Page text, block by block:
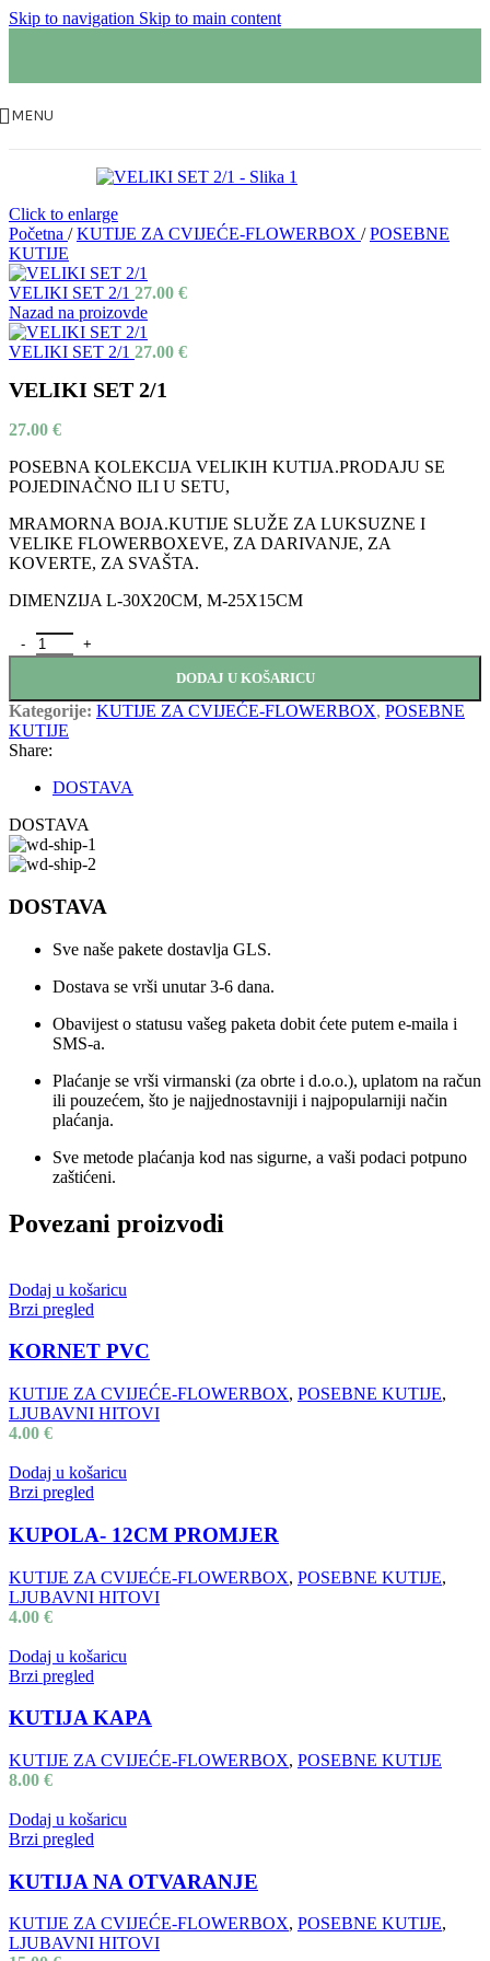
Skip to navigation Skip to main content
MENU
Click to enlarge
Početna / KUTIJE ZA CVIJEĆE-FLOWERBOX / POSEBNE
KUTIJE
VELIKI SET 2/1 27.00 €
Nazad na proizovde
VELIKI SET 2/1 27.00 €
VELIKI SET 2/1
27.00 €
POSEBNA KOLEKCIJA VELIKIH KUTIJA.PRODAJU SE
POJEDINAČNO ILI U SETU,
MRAMORNA BOJA.KUTIJE SLUŽE ZA LUKSUZNE I
VELIKE FLOWERBOXEVE, ZA DARIVANJE, ZA
KOVERTE, ZA SVAŠTA.
DIMENZIJA L-30X20CM, M-25X15CM
VELIKI SET 2/1 količina
DODAJ U KOŠARICU
Kategorije: KUTIJE ZA CVIJEĆE-FLOWERBOX, POSEBNE
KUTIJE
Share:
DOSTAVA
DOSTAVA
DOSTAVA
Sve naše pakete dostavlja GLS.
Dostava se vrši unutar 3-6 dana.
Obavijest o statusu vašeg paketa dobit ćete putem e-maila i
SMS-a.
Plaćanje se vrši virmanski (za obrte i d.o.o.), uplatom na račun
ili pouzećem, što je najjednostavniji i najpopularniji način
plaćanja.
Sve metode plaćanja kod nas sigurne, a vaši podaci potpuno
zaštićeni.
Povezani proizvodi
Dodaj u košaricu
Brzi pregled
KORNET PVC
KUTIJE ZA CVIJEĆE-FLOWERBOX, POSEBNE KUTIJE,
LJUBAVNI HITOVI
4.00 €
Dodaj u košaricu
Brzi pregled
KUPOLA- 12CM PROMJER
KUTIJE ZA CVIJEĆE-FLOWERBOX, POSEBNE KUTIJE,
LJUBAVNI HITOVI
4.00 €
Dodaj u košaricu
Brzi pregled
KUTIJA KAPA
KUTIJE ZA CVIJEĆE-FLOWERBOX, POSEBNE KUTIJE
8.00 €
Dodaj u košaricu
Brzi pregled
KUTIJA NA OTVARANJE
KUTIJE ZA CVIJEĆE-FLOWERBOX, POSEBNE KUTIJE,
LJUBAVNI HITOVI